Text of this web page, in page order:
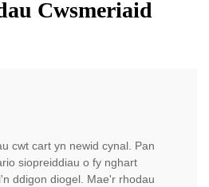
Cwsmeriaid
cwt cart yn newid cynal. Pan
siopreiddiau o fy nghart
ddigon diogel. Mae'r rhodau